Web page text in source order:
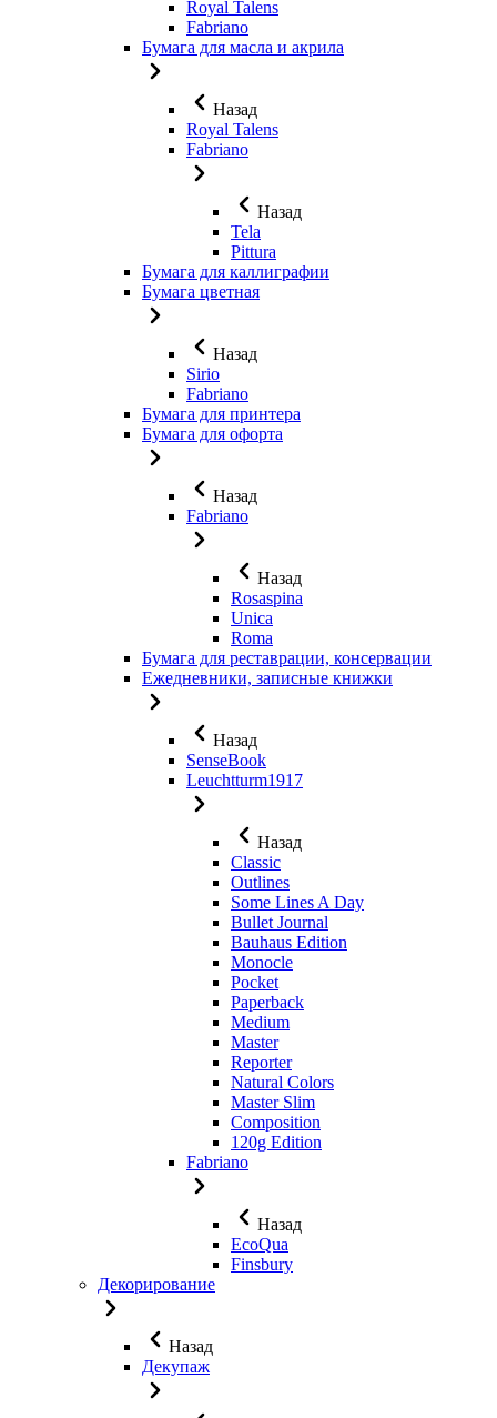
Royal Talens
Fabriano
Бумага для масла и акрила
Назад
Royal Talens
Fabriano
Назад
Tela
Pittura
Бумага для каллиграфии
Бумага цветная
Назад
Sirio
Fabriano
Бумага для принтера
Бумага для офорта
Назад
Fabriano
Назад
Rosaspina
Unica
Roma
Бумага для реставрации, консервации
Ежедневники, записные книжки
Назад
SenseBook
Leuchtturm1917
Назад
Classic
Outlines
Some Lines A Day
Bullet Journal
Bauhaus Edition
Monocle
Pocket
Paperback
Medium
Master
Reporter
Natural Colors
Master Slim
Composition
120g Edition
Fabriano
Назад
EcoQua
Finsbury
Декорирование
Назад
Декупаж